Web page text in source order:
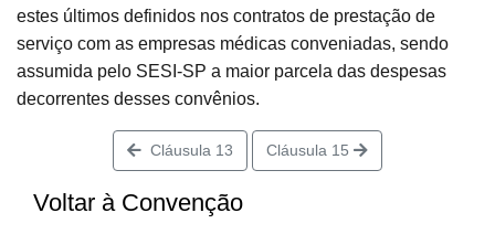
estes últimos definidos nos contratos de prestação de
serviço com as empresas médicas conveniadas, sendo
assumida pelo SESI-SP a maior parcela das despesas
decorrentes desses convênios.
Cláusula 13 Cláusula 15
Voltar à Convenção